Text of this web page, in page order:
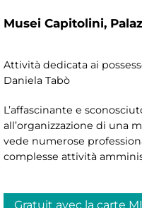
Musei Capitolini,
Attività dedicata ai
Daniela Tabò
L’affascinante e
all’organizzazione di una
vede numerose
complesse attività
Gratuit avec la carte